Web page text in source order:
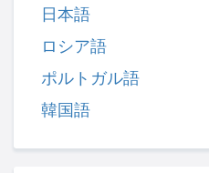
日本語
ロシア語
ポルトガル語
韓国語